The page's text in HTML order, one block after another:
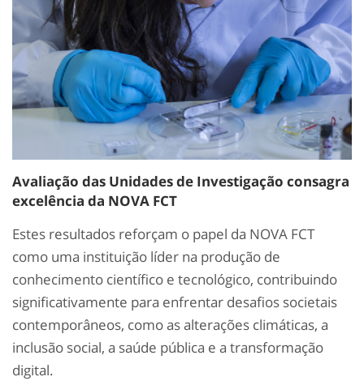
Avaliação das Unidades de Investigação consagra
excelência da NOVA FCT
Estes resultados reforçam o papel da NOVA FCT
como uma instituição líder na produção de
conhecimento científico e tecnológico, contribuindo
significativamente para enfrentar desafios societais
contemporâneos, como as alterações climáticas, a
inclusão social, a saúde pública e a transformação
digital.